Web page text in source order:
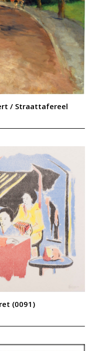
/ Straattafereel
(0091)